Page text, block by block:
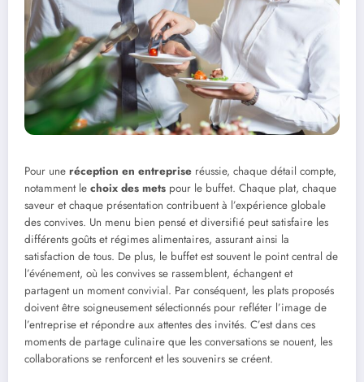
Pour une réception en entreprise réussie, chaque détail compte,
notamment le choix des mets pour le buffet. Chaque plat, chaque
saveur et chaque présentation contribuent à l’expérience globale
des convives. Un menu bien pensé et diversifié peut satisfaire les
différents goûts et régimes alimentaires, assurant ainsi la
satisfaction de tous. De plus, le buffet est souvent le point central de
l’événement, où les convives se rassemblent, échangent et
partagent un moment convivial. Par conséquent, les plats proposés
doivent être soigneusement sélectionnés pour refléter l’image de
l’entreprise et répondre aux attentes des invités. C’est dans ces
moments de partage culinaire que les conversations se nouent, les
collaborations se renforcent et les souvenirs se créent.